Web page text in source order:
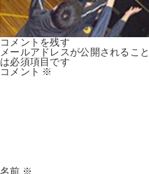
コメントを残す
メールアドレスが公開されるこ
は必須項目です
コメント ※
名前 ※